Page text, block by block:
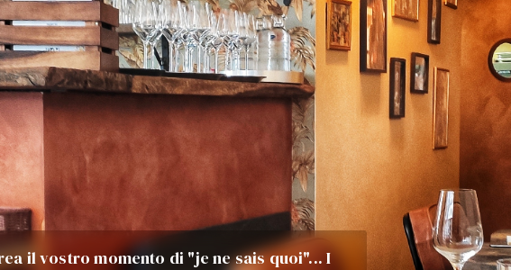
il vostro momento di "je ne sais quoi"... I